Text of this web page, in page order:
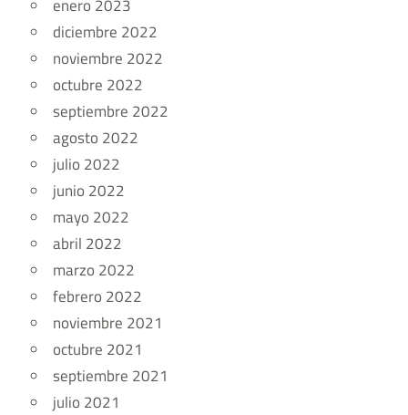
enero 2023
diciembre 2022
noviembre 2022
octubre 2022
septiembre 2022
agosto 2022
julio 2022
junio 2022
mayo 2022
abril 2022
marzo 2022
febrero 2022
noviembre 2021
octubre 2021
septiembre 2021
julio 2021